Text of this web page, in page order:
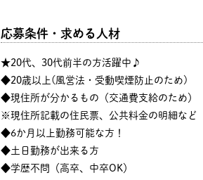
応募条件・求める人材
★20代、30代前半の方活躍中♪
◆20歳以上(風営法・受動喫煙防止のため)
◆現住所が分かるもの（交通費支給のため）
※現住所記載の住民票、公共料金の明細など
◆6か月以上勤務可能な方！
◆土日勤務が出来る方
◆学歴不問（高卒、中卒OK）